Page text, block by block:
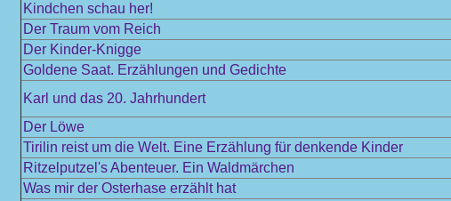
Kindchen schau her!
Der Traum vom Reich
Der Kinder-Knigge
Goldene Saat. Erzählungen und Gedichte
Karl und das 20. Jahrhundert
Der Löwe
Tirilin reist um die Welt. Eine Erzählung für denkende Kinder
Ritzelputzel's Abenteuer. Ein Waldmärchen
Was mir der Osterhase erzählt hat